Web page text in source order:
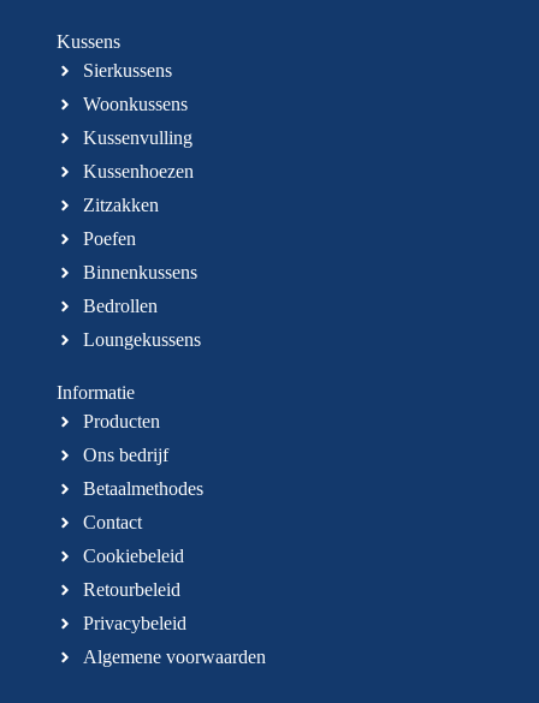
Kussens
Sierkussens
Woonkussens
Kussenvulling
Kussenhoezen
Zitzakken
Poefen
Binnenkussens
Bedrollen
Loungekussens
Informatie
Producten
Ons bedrijf
Betaalmethodes
Contact
Cookiebeleid
Retourbeleid
Privacybeleid
Algemene voorwaarden